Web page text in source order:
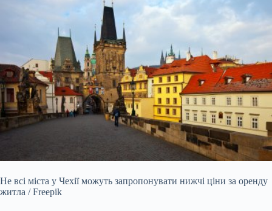
Не всі міста у Чехії можуть запропонувати нижчі ціни за оренду
житла / Freepik